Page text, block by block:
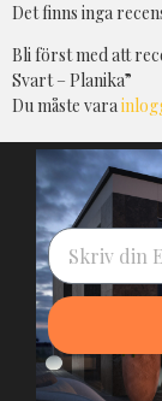
Det finns inga
Bli först med att
Svart – Planika”
Du måste vara
Alternative: